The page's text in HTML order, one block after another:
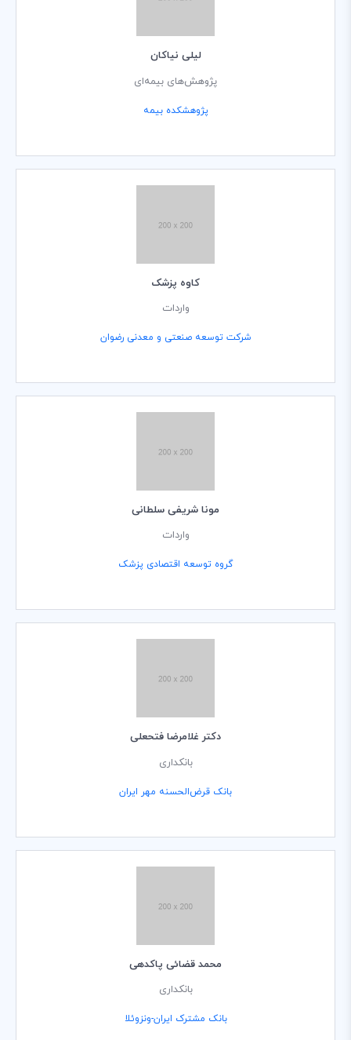
لیلی نیاکان
پژوهش‌های بیمه‌ای
پژوهشکده بیمه
کاوه پزشک
واردات
شرکت توسعه صنعتی و معدنی رضوان
مونا شریفی سلطانی
واردات
گروه توسعه اقتصادی پزشک
دکتر غلامرضا فتحعلی
بانکداری
بانک قرض‌الحسنه مهر ایران
محمد قضائی پاکدهی
بانکداری
بانک مشترک ایران-ونزوئلا